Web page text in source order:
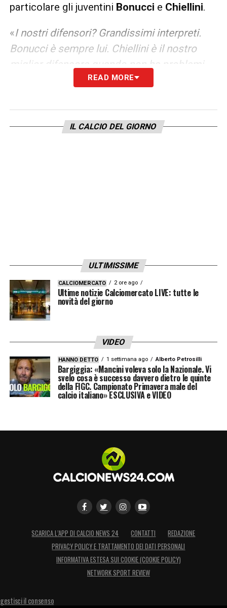
particolare gli juventini Bonucci e Chiellini.
«I nostri difensori? Grandissimi interpreti.
Bonucci è sempre lui. Chiellini è il nostro
miglior difensore quando non ha problemi
fisici. Bastoni è il prototipo del difensore del
Chiellini. Acerbi è cresciuto tanto, è una
sicurezza».
READ MORE
IL CALCIO DEL GIORNO
ULTIMISSIME
CALCIOMERCATO 2 ore ago
Ultime notizie Calciomercato LIVE: tutte le
novità del giorno
VIDEO
HANNO DETTO 1 settimana ago Alberto Petrosilli
Bargiggia: «Mancini voleva solo la Nazionale. Vi
svelo cosa è successo davvero dietro le quinte
della FIGC. Campionato Primavera male del
calcio italiano» ESCLUSIVA e VIDEO
SCARICA L’APP DI CALCIO NEWS 24 CONTATTI
REDAZIONE
PRIVACY POLICY E TRATTAMENTO DEI DATI PERSONALI
INFORMATIVA ESTESA SUI COOKIE (COOKIE POLICY)
NETWORK SPORT REVIEW
gestisci il consenso